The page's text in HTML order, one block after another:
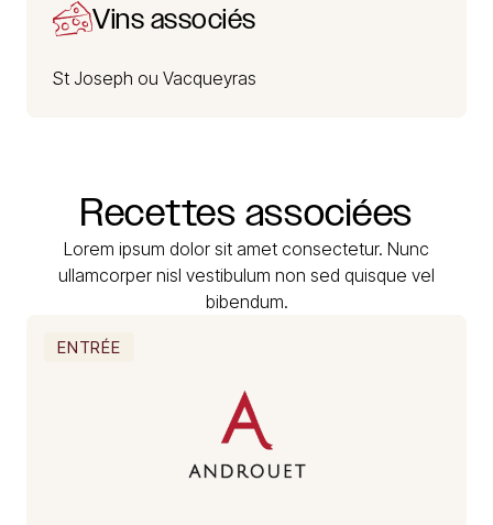
Vins associés
St Joseph ou Vacqueyras
Recettes associées
Lorem ipsum dolor sit amet consectetur. Nunc
ullamcorper nisl vestibulum non sed quisque vel
bibendum.
ENTRÉE